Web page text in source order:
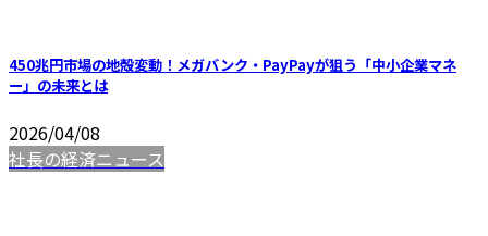
450兆円市場の地殻変動！メガバンク・PayPayが狙う「中小企業マネ
ー」の未来とは
2026/04/08
社長の経済ニュース